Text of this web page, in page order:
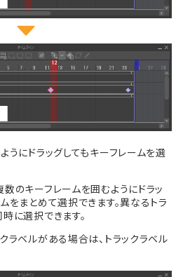
うにドラッグしてもキーフレームを選
のキーフレームを囲むようにドラッ
をまとめて選択できます。異なるトラ
に選択できます。
ラベルがある場合は、トラックラベル